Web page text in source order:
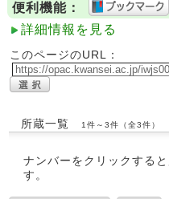
便利機能：
詳細情報を見る
このページのURL：
所蔵一覧 1件～3件（全3件）
ナンバーをクリックする
す。